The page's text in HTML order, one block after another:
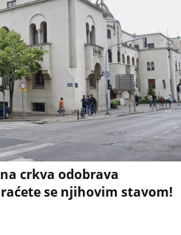
crkva odobrava
se njihovim stavom!